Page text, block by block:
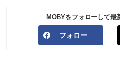
MOBYをフォローして最
フォロー